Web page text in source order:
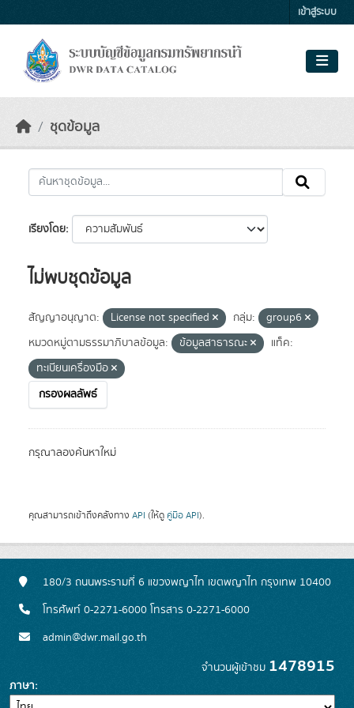
เข้าสู่ระบบ
ชุดข้อมูล
เรียงโดย
ไม่พบชุดข้อมูล
สัญญาอนุญาต: License not specified กลุ่ม:
group6
หมวดหมู่ตามธรรมาภิบาลข้อมูล:
ข้อมูลสาธารณะ
แท็ค:
ทะเบียนเครื่องมือ
กรองผลลัพธ์
กรุณาลองค้นหาใหม่
คุณสามารถเข้าถึงคลังทาง API (ให้ดู คู่มือ API).
180/3 ถนนพระรามที่ 6 แขวงพญาไท เขตพญาไท กรุงเทพ 10400
โทรศัพท์ 0-2271-6000 โทรสาร 0-2271-6000
admin@dwr.mail.go.th
จำนวนผู้เข้าชม 1478915
ภาษา